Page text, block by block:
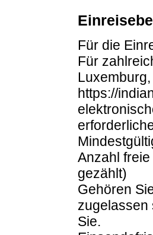
Für die
Für
https://
Anzahl
gezählt)
Gehören
zugelassen
Sie.